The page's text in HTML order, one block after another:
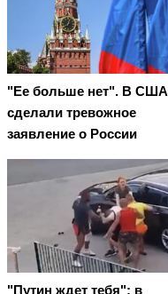
"Ее больше нет". В США
сделали тревожное
заявление о России
"Путин ждет тебя": в